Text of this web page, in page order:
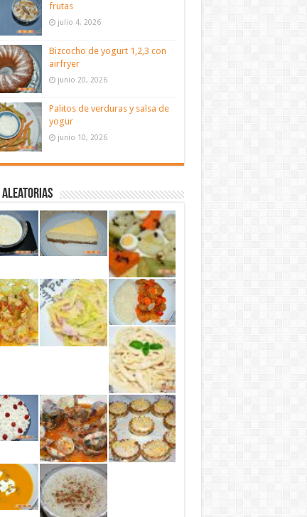
frutas
julio 4, 2026
Bizcocho de yogurt 1,2,3 con
airfryer
junio 20, 2026
Palitos de verduras y salsa de
yogur
junio 10, 2026
aleatorias